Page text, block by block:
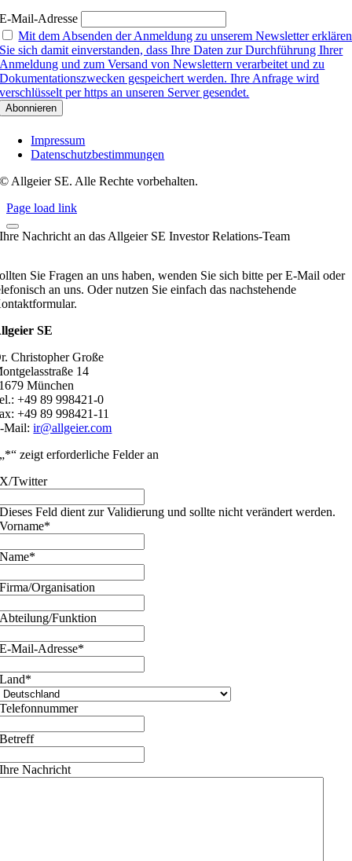
E-Mail-Adresse
Mit dem Absenden der Anmeldung zu unserem Newsletter erklären
Sie sich damit einverstanden, dass Ihre Daten zur Durchführung Ihrer
Anmeldung und zum Versand von Newslettern verarbeitet und zu
Dokumentationszwecken gespeichert werden. Ihre Anfrage wird
verschlüsselt per https an unseren Server gesendet.
Impressum
Datenschutzbestimmungen
© Allgeier SE. Alle Rechte vorbehalten.
Page load link
Ihre Nachricht an das Allgeier SE Investor Relations-Team
Sie Fragen an uns haben, wenden Sie sich bitte per E-Mail oder
an uns. Oder nutzen Sie einfach das nachstehende
SE
Christopher Große
14
München
+49 89 998421-0
+49 89 998421-11
Mail:ir@allgeier.com
„*“ zeigt erforderliche Felder an
X/Twitter
Dieses Feld dient zur Validierung und sollte nicht verändert werden.
Vorname*
Name*
Firma/Organisation
Abteilung/Funktion
E-Mail-Adresse*
Land*
Telefonnummer
Betreff
Ihre Nachricht